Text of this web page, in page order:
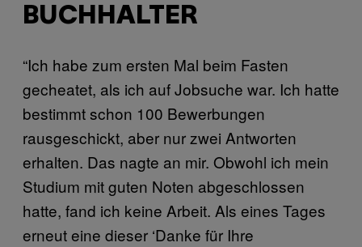
BUCHHALTER
“Ich habe zum ersten Mal beim Fasten
gecheatet, als ich auf Jobsuche war. Ich hatte
bestimmt schon 100 Bewerbungen
rausgeschickt, aber nur zwei Antworten
erhalten. Das nagte an mir. Obwohl ich mein
Studium mit guten Noten abgeschlossen
hatte, fand ich keine Arbeit. Als eines Tages
erneut eine dieser ‘Danke für Ihre